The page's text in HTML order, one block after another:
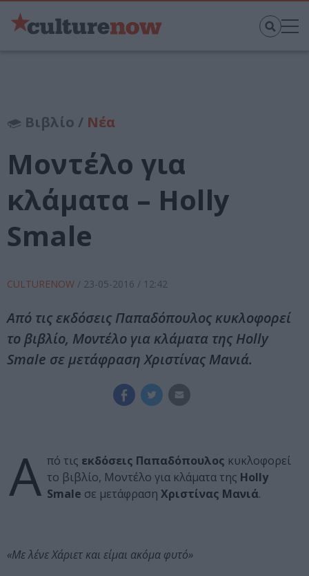
Βιβλίο / Νέα
Μοντέλο για
κλάματα – Holly
Smale
CULTURENOW / 23-05-2016 / 12:42
Από τις εκδόσεις Παπαδόπουλος κυκλοφορεί
το βιβλίο, Μοντέλο για κλάματα της Holly
Smale σε μετάφραση Χριστίνας Μανιά.
Α πό τις εκδόσεις Παπαδόπουλος κυκλοφορεί
το βιβλίο, Μοντέλο για κλάματα της Holly
Smale σε μετάφραση Χριστίνας Μανιά.
«Με λένε Χάριετ και είμαι ακόμα φυτό»